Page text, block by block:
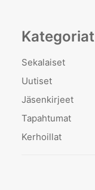
Kategoriat
Sekalaiset
Uutiset
Jäsenkirjeet
Tapahtumat
Kerhoillat